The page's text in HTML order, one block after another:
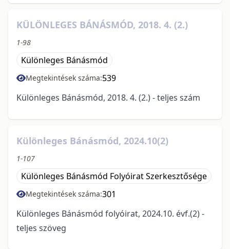
KÜLÖNLEGES BÁNÁSMÓD, 2018. 4. (2.)
1-98
Különleges Bánásmód
Megtekintések száma:539
Különleges Bánásmód, 2018. 4. (2.) - teljes szám
Különleges Bánásmód, 2024.10(2)
1-107
Különleges Bánásmód Folyóirat Szerkesztősége
Megtekintések száma:301
Különleges Bánásmód folyóirat, 2024.10. évf.(2) -
teljes szöveg